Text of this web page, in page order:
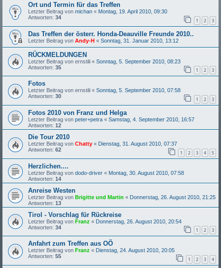
Ort und Termin für das Treffen
Letzter Beitrag von michan « Montag, 19. April 2010, 09:30
Antworten: 34 1 2 3
Das Treffen der österr. Honda-Deauville Freunde 2010..
Letzter Beitrag von Andy-H « Sonntag, 31. Januar 2010, 13:12
RÜCKMELDUNGEN
Letzter Beitrag von ernstili « Sonntag, 5. September 2010, 08:23
Antworten: 35 1 2 3
Fotos
Letzter Beitrag von ernstili « Sonntag, 5. September 2010, 07:58
Antworten: 30 1 2 3
Fotos 2010 von Franz und Helga
Letzter Beitrag von peter+petra « Samstag, 4. September 2010, 16:57
Antworten: 12
Die Tour 2010
Letzter Beitrag von Chatty « Dienstag, 31. August 2010, 07:37
Antworten: 62 1 2 3 4 5
Herzlichen....
Letzter Beitrag von dodo-driver « Montag, 30. August 2010, 07:58
Antworten: 14
Anreise Westen
Letzter Beitrag von Brigitte und Martin « Donnerstag, 26. August 2010, 21:25
Antworten: 13
Tirol - Vorschlag für Rückreise
Letzter Beitrag von Franz « Donnerstag, 26. August 2010, 20:54
Antworten: 34 1 2 3
Anfahrt zum Treffen aus OÖ
Letzter Beitrag von Franz « Dienstag, 24. August 2010, 20:05
Antworten: 55 1 2 3 4